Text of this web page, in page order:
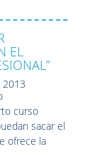
EL
curso
sacar el
ofrece la